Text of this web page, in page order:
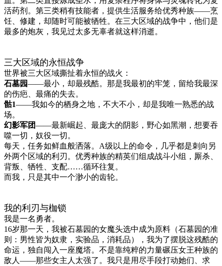
活药剂。第三类稍有技能者，提供生活服务给优秀种族——烹
饪、修建，却随时可能被牺牲。在三大区域的战争中，他们是
最多的炮灰，我见过太多无辜者就这样消逝。
三大区域的永恒战争
世界被三大区域撕扯着永恒的战火：
石墓园——最小，却最残酷。那是我最初的牢笼，留给我最深
的伤疤、最痛的失去。
骷1——我如今的栖身之地，不大不小，却是我唯一熟悉的战
场。
幻影军团——最新崛起、最庞大的阴影，野心如黑潮，想要吞
噬一切，奴役一切。
每天，任务如鲜血般洒落。A级以上的命令，几乎都是刺向另
外两个区域的利刃。优秀种族的精英们组成战斗小组，厮杀、
背叛、牺牲、支配……循环往复。
而我，只是其中一个渺小的齿轮。
我的利刃与枷锁
我是一名勇者。
16岁那一天，我被石墓园的女魔头选中成为原料（石墓园的准
则：男性皆为奴隶，实验品，消耗品），我为了摆脱这残酷的
命运，独自闯入一座魔塔。不是靠纯粹的力量碾压女王种族的
敌人——那些女主人太强了。我只是用尽手段打动她们、求